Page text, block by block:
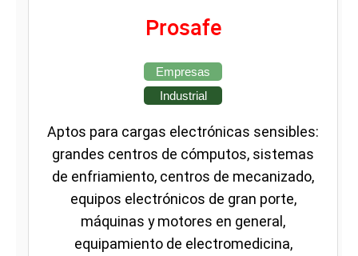
Prosafe
Empresas
Industrial
Aptos para cargas electrónicas sensibles:
grandes centros de cómputos, sistemas
de enfriamiento, centros de mecanizado,
equipos electrónicos de gran porte,
máquinas y motores en general,
equipamiento de electromedicina,